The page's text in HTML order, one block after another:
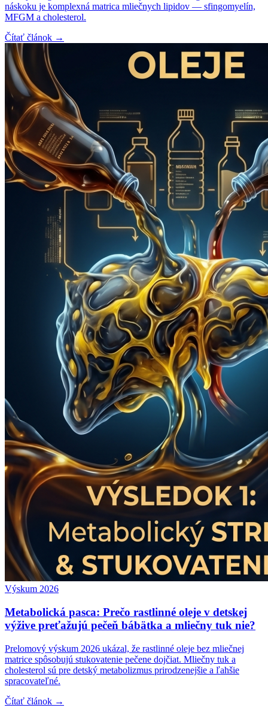
náskoku je komplexná matrica mliečnych lipidov — sfingomyelín,
MFGM a cholesterol.
Čítať článok →
Výskum 2026
Metabolická pasca: Prečo rastlinné oleje v detskej
výžive preťažujú pečeň bábätka a mliečny tuk nie?
Prelomový výskum 2026 ukázal, že rastlinné oleje bez mliečnej
matrice spôsobujú stukovatenie pečene dojčiat. Mliečny tuk a
cholesterol sú pre detský metabolizmus prirodzenejšie a ľahšie
spracovateľné.
Čítať článok →